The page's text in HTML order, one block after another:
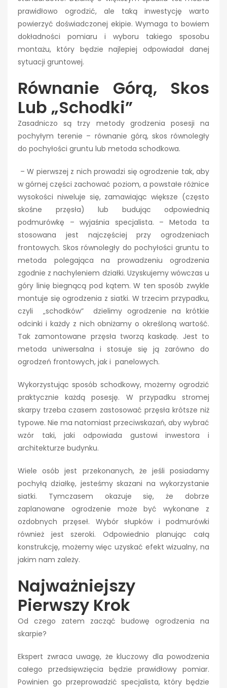
prawidłowo ogrodzić, ale taką inwestycję warto
powierzyć doświadczonej ekipie. Wymaga to bowiem
dokładności pomiaru i wyboru takiego sposobu
montażu, który będzie najlepiej odpowiadał danej
sytuacji gruntowej.
Równanie Górą, Skos
Lub „schodki”
Zasadniczo są trzy metody grodzenia posesji na
pochyłym terenie – równanie górą, skos równoległy
do pochyłości gruntu lub metoda schodkowa.
– W pierwszej z nich prowadzi się ogrodzenie tak, aby
w górnej części zachować poziom, a powstałe różnice
wysokości niweluje się, zamawiając większe (często
skośne przęsła) lub budując odpowiednią
podmurówkę – wyjaśnia specjalista. – Metoda ta
stosowana jest najczęściej przy ogrodzeniach
frontowych. Skos równoległy do pochyłości gruntu to
metoda polegająca na prowadzeniu ogrodzenia
zgodnie z nachyleniem działki. Uzyskujemy wówczas u
góry linię biegnącą pod kątem. W ten sposób zwykle
montuje się ogrodzenia z siatki. W trzecim przypadku,
czyli „schodków” dzielimy ogrodzenie na krótkie
odcinki i każdy z nich obniżamy o określoną wartość.
Tak zamontowane przęsła tworzą kaskadę. Jest to
metoda uniwersalna i stosuje się ją zarówno do
ogrodzeń frontowych, jak i panelowych.
Wykorzystując sposób schodkowy, możemy ogrodzić
praktycznie każdą posesję. W przypadku stromej
skarpy trzeba czasem zastosować przęsła krótsze niż
typowe. Nie ma natomiast przeciwskazań, aby wybrać
wzór taki, jaki odpowiada gustowi inwestora i
architekturze budynku.
Wiele osób jest przekonanych, że jeśli posiadamy
pochyłą działkę, jesteśmy skazani na wykorzystanie
siatki. Tymczasem okazuje się, że dobrze
zaplanowane ogrodzenie może być wykonane z
ozdobnych przęseł. Wybór słupków i podmurówki
również jest szeroki. Odpowiednio planując całą
konstrukcję, możemy więc uzyskać efekt wizualny, na
jakim nam zależy.
Najważniejszy
Pierwszy Krok
Od czego zatem zacząć budowę ogrodzenia na
skarpie?
Ekspert zwraca uwagę, że kluczowy dla powodzenia
całego przedsięwzięcia będzie prawidłowy pomiar.
Powinien go przeprowadzić specjalista, który będzie